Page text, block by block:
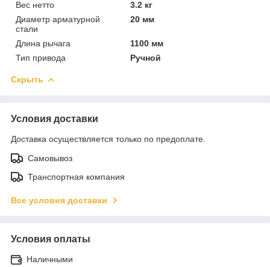
Вес нетто
3.2 кг
Диаметр арматурной
стали
20 мм
Длина рычага
1100 мм
Тип привода
Ручной
Скрыть
Условия доставки
Доставка осуществляется только по предоплате.
Самовывоз
Транспортная компания
Все условия доставки
Условия оплаты
Наличными